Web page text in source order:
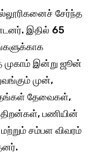
சேர்ந்த
இதில் 65
இன்று ஜூன்
முன்,
தங்கள் தேவைகள்,
திறன்கள், பணியின்
சம்பள விவரம்